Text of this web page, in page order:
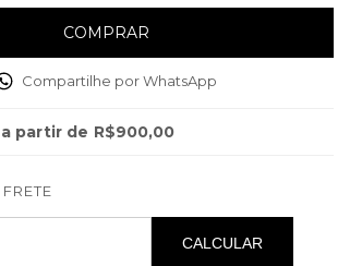
Compartilhe por WhatsApp
a partir de R$900,00
ALTERAR CEP
CALCULAR